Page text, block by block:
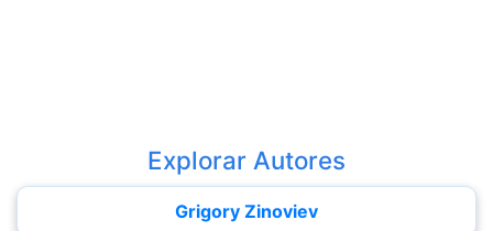
Explorar Autores
Grigory Zinoviev